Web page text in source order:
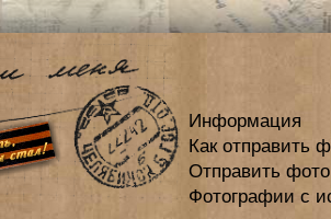
Информация
Как отправить
Отправить
Фотографии с